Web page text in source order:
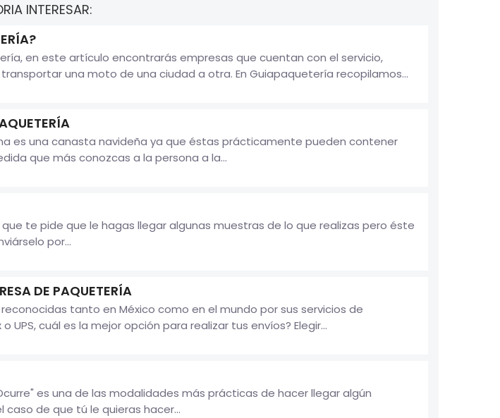
INTERESAR:
en este artículo encontrarás empresas que cuentan con el servicio,
una moto de una ciudad a otra. En Guiapaquetería recopilamos...
es una canasta navideña ya que éstas prácticamente pueden contener
que más conozcas a la persona a la...
te pide que le hagas llegar algunas muestras de lo que realizas pero éste
por...
DE PAQUETERÍA
tanto en México como en el mundo por sus servicios de
cuál es la mejor opción para realizar tus envíos? Elegir...
es una de las modalidades más prácticas de hacer llegar algún
de que tú le quieras hacer...